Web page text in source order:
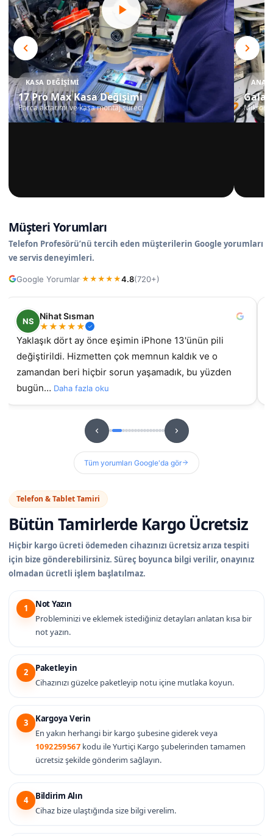
KASA DEĞIŞIMI
17 Pro Max Kasa Değişimi
Parça aktarımı ve kasa montaj süreci
Müşteri Yorumları
Telefon Profesörü’nü tercih eden müşterilerin Google yorumları
ve servis deneyimleri.
Google Yorumlar·★ ★ ★ ★ ★4.8(720+)
NS
Nihat Sısman
★★★★★
Yaklaşık dört ay önce eşimin iPhone 13'ünün pili
değiştirildi. Hizmetten çok memnun kaldık ve o
zamandan beri hiçbir sorun yaşamadık, bu yüzden
bugün… Daha fazla oku
Tüm yorumları Google'da gör
Telefon & Tablet Tamiri
Bütün Tamirlerde Kargo Ücretsiz
Hiçbir kargo ücreti ödemeden cihazınızı ücretsiz arıza tespiti
için bize gönderebilirsiniz. Süreç boyunca bilgi verilir, onayınız
olmadan ücretli işlem başlatılmaz.
1
Not Yazın
Probleminizi ve eklemek istediğiniz detayları anlatan kısa bir
not yazın.
2
Paketleyin
Cihazınızı güzelce paketleyip notu içine mutlaka koyun.
3
Kargoya Verin
En yakın herhangi bir kargo şubesine giderek veya
1092259567 kodu ile Yurtiçi Kargo şubelerinden tamamen
ücretsiz şekilde gönderim sağlayın.
4
Bildirim Alın
Cihaz bize ulaştığında size bilgi verelim.